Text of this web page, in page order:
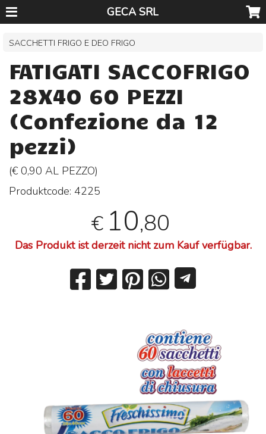
GECA SRL
SACCHETTI FRIGO E DEO FRIGO
FATIGATI SACCOFRIGO
28X40 60 PEZZI
(Confezione da 12
pezzi)
(€ 0,90 AL PEZZO)
Produktcode:4225
€ 10,80
Das Produkt ist derzeit nicht zum Kauf verfügbar.